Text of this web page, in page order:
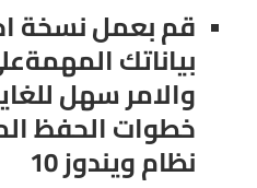
قم بعمل نسخة
والامر سهل
خطوات الحفظ
نظام ويندوز 10